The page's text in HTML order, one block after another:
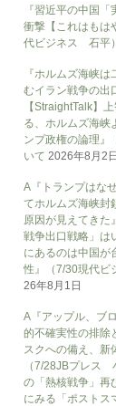
『習近平の中国
衝撃【これはもは
代ビジネス 石平
『ホルムズ海峡
むイラン戦争の出
【StraightTalk】
る、ホルムズ海峡
ンプ政権の論理
いて 2026年8月2日
A『トランプはな
てホルムズ海峡
原因が見えてきた
戦争出口戦略」
にあるのは中国が
性』（7/30現代
26年8月1日
A『アップル、ブ
的不確実性の排除
スクへの備え、新
（7/28JBプレス
の「熱核戦争」再
にみる「ポスト